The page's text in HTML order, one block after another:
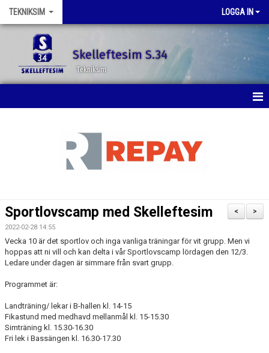
TEKNIKSIM LOGGA IN
Skelleftesim S.34
Tekniksim
DOKUMENT
KONTAKT
>
<
Sportlovscamp med Skelleftesim
2022-02-28 14:55
Vecka 10 är det sportlov och inga vanliga träningar för vit grupp. Men vi
hoppas att ni vill och kan delta i vår Sportlovscamp lördagen den 12/3.
Ledare under dagen är simmare från svart grupp.
Programmet är:
Landträning/ lekar i B-hallen kl. 14-15
Fikastund med medhavd mellanmål kl. 15-15.30
Simträning kl. 15.30-16.30
Fri lek i Bassängen kl. 16.30-17.30